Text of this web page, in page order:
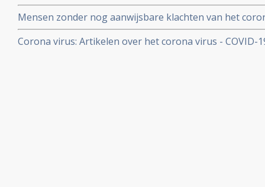
Mensen zonder nog aanwijsbare klachten van het
besmet blijken het corona virus ook en zelfs nog
dan mensen met al wel aanwijsbare klachten
Corona virus: Artikelen over het corona virus - COVID-